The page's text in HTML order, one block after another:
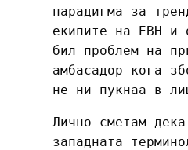
парадигма за
екипите на ЕВН и
бил проблем на
амбасадор кога
не ни пукнаа в
Лично сметам
западната